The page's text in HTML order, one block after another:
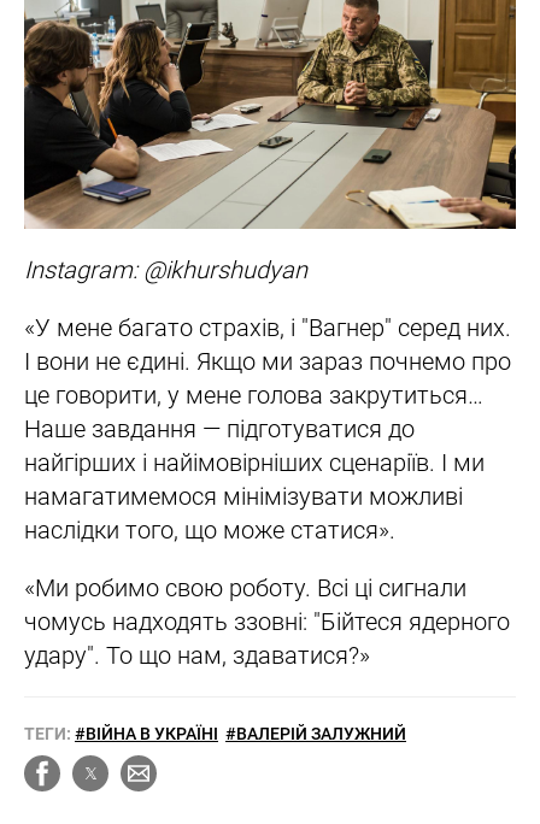
Instagram: @ikhurshudyan
«У мене багато страхів, і "Вагнер" серед них.
І вони не єдині. Якщо ми зараз почнемо про
це говорити, у мене голова закрутиться…
Наше завдання — підготуватися до
найгірших і найімовірніших сценаріїв. І ми
намагатимемося мінімізувати можливі
наслідки того, що може статися».
«Ми робимо свою роботу. Всі ці сигнали
чомусь надходять ззовні: "Бійтеся ядерного
удару". То що нам, здаватися?»
ТЕГИ: #ВІЙНА В УКРАЇНІ #ВАЛЕРІЙ ЗАЛУЖНИЙ